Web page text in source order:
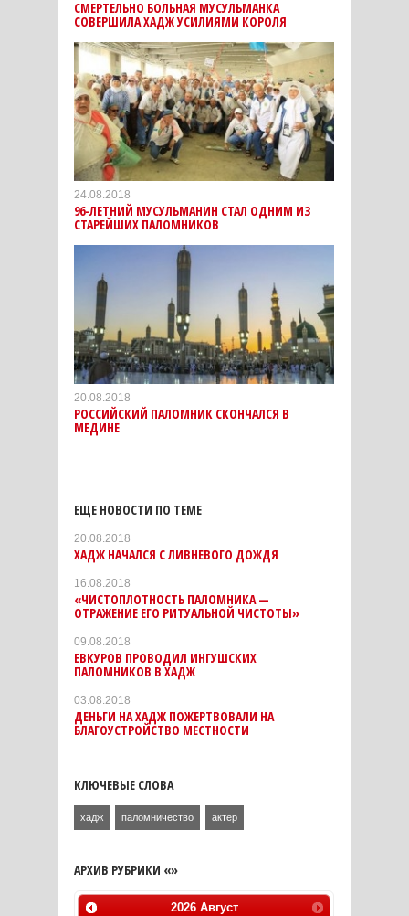
СМЕРТЕЛЬНО БОЛЬНАЯ МУСУЛЬМАНКА
СОВЕРШИЛА ХАДЖ УСИЛИЯМИ КОРОЛЯ
24.08.2018
96-ЛЕТНИЙ МУСУЛЬМАНИН СТАЛ ОДНИМ ИЗ
СТАРЕЙШИХ ПАЛОМНИКОВ
20.08.2018
РОССИЙСКИЙ ПАЛОМНИК СКОНЧАЛСЯ В
МЕДИНЕ
ЕЩЕ НОВОСТИ ПО ТЕМЕ
20.08.2018
ХАДЖ НАЧАЛСЯ С ЛИВНЕВОГО ДОЖДЯ
16.08.2018
«ЧИСТОПЛОТНОСТЬ ПАЛОМНИКА —
ОТРАЖЕНИЕ ЕГО РИТУАЛЬНОЙ ЧИСТОТЫ»
09.08.2018
ЕВКУРОВ ПРОВОДИЛ ИНГУШСКИХ
ПАЛОМНИКОВ В ХАДЖ
03.08.2018
ДЕНЬГИ НА ХАДЖ ПОЖЕРТВОВАЛИ НА
БЛАГОУСТРОЙСТВО МЕСТНОСТИ
КЛЮЧЕВЫЕ СЛОВА
хадж паломничество актер
АРХИВ РУБРИКИ «»
2026 Август